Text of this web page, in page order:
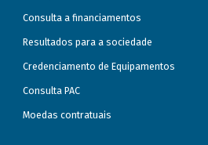
Consulta a financiamentos
Resultados para a sociedade
Credenciamento de Equipamentos
Consulta PAC
Moedas contratuais